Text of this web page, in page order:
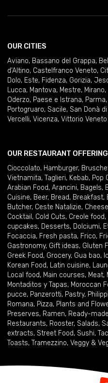
OUR CITIES
Aviano, Bassano del Grappa,
d'Altino, Castelfranco Veneto,
Dolo, Este, Fidenza, Gorizia,
Lucca, Mantova, Mestre, Mirano,
Oderzo, Paese e Istrana, Parma,
Portogruaro, Sacile, San Donà
Vercelli, Vicenza, Vittorio Veneto
OUR RESTAURANT
Cioccolato, Hamburger,
Vietnamita, Taglieri, Kebab, Pop
Arabian Food, Arancini, Bagels,
Cuisine, Beer, Bread, Breakfast,
Butcher, Ceste Natalizie, Cheese
Cocktail , Cold Cuts, Creole food,
cupcakes, Desserts, Dolciumi,
Focaccia, Fresh pasta, Frico,
Gastronomy, Gift ideas, Gluten
Greek Food, Grocery, Gua bao,
Korean Food, Latin cuisine,
Local food, Main courses, Meat,
Montaditos y Tapas, Moroccan
pucce, Panzerotti, Pastry,
Romana, Pizza, Plants and
Preserves, Ramen, Ready-
Restaurants, Rooster, Salads,
extracts, Street Food, Sushi,
Toasts, Tramezzino, Veggy &